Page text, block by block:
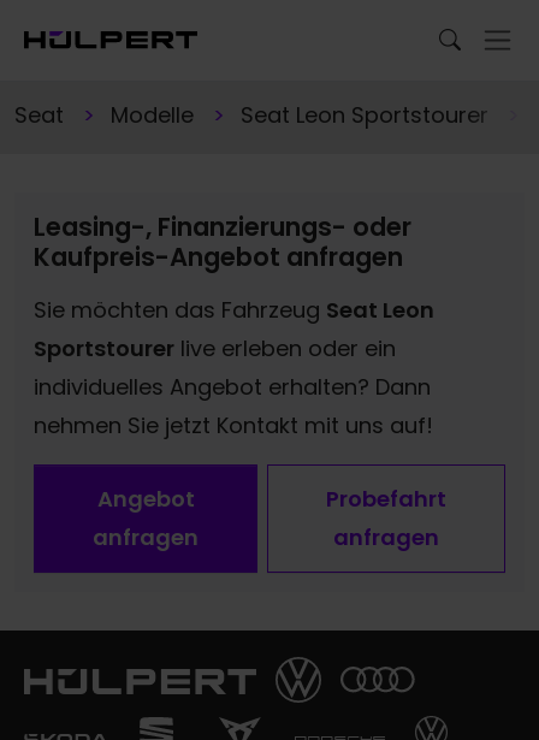
Seat Modelle Seat Leon Sportstourer
Leasing-, Finanzierungs- oder
Kaufpreis-Angebot anfragen
Sie möchten das Fahrzeug Seat Leon
Sportstourer live erleben oder ein
individuelles Angebot erhalten? Dann
nehmen Sie jetzt Kontakt mit uns auf!
Angebot
anfragen
Probefahrt
anfragen